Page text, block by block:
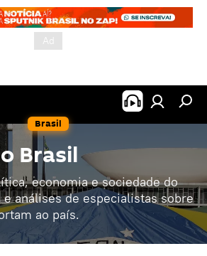
Brasil
Brasil
economia e sociedade do
análises de especialistas sobre
ao país.